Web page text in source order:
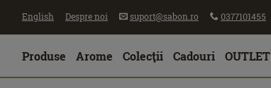
English Despre noi suport@sabon.ro 0377101455
Produse Arome Colecţii Cadouri OUTLET